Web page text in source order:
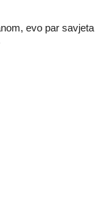
evo par savjeta